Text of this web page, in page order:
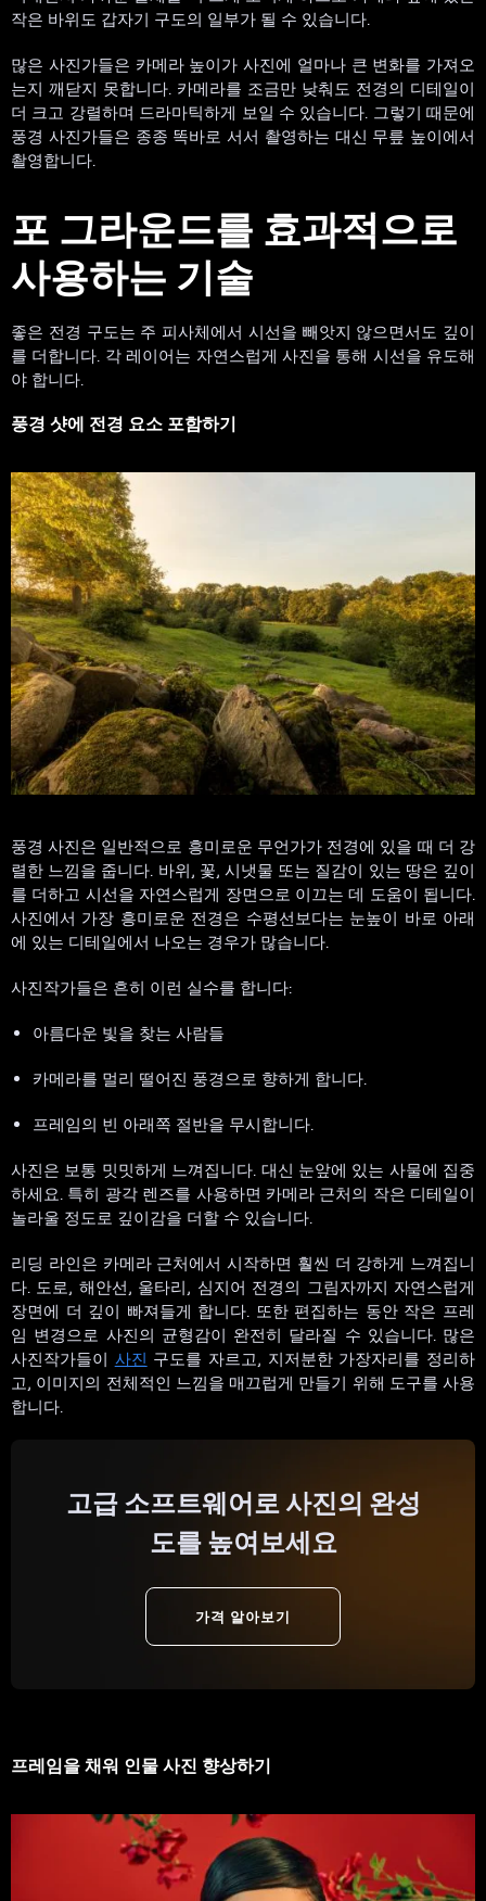
작은 바위도 갑자기 구도의 일부가 될 수 있습니다.
많은 사진가들은 카메라 높이가 사진에 얼마나 큰 변화를 가져오
는지 깨닫지 못합니다. 카메라를 조금만 낮춰도 전경의 디테일이
더 크고 강렬하며 드라마틱하게 보일 수 있습니다. 그렇기 때문에
풍경 사진가들은 종종 똑바로 서서 촬영하는 대신 무릎 높이에서
촬영합니다.
포 그라운드를 효과적으로
사용하는 기술
좋은 전경 구도는 주 피사체에서 시선을 빼앗지 않으면서도 깊이
를 더합니다. 각 레이어는 자연스럽게 사진을 통해 시선을 유도해
야 합니다.
풍경 샷에 전경 요소 포함하기
풍경 사진은 일반적으로 흥미로운 무언가가 전경에 있을 때 더 강
렬한 느낌을 줍니다. 바위, 꽃, 시냇물 또는 질감이 있는 땅은 깊이
를 더하고 시선을 자연스럽게 장면으로 이끄는 데 도움이 됩니다.
사진에서 가장 흥미로운 전경은 수평선보다는 눈높이 바로 아래
에 있는 디테일에서 나오는 경우가 많습니다.
사진작가들은 흔히 이런 실수를 합니다:
아름다운 빛을 찾는 사람들
카메라를 멀리 떨어진 풍경으로 향하게 합니다.
프레임의 빈 아래쪽 절반을 무시합니다.
사진은 보통 밋밋하게 느껴집니다. 대신 눈앞에 있는 사물에 집중
하세요. 특히 광각 렌즈를 사용하면 카메라 근처의 작은 디테일이
놀라울 정도로 깊이감을 더할 수 있습니다.
리딩 라인은 카메라 근처에서 시작하면 훨씬 더 강하게 느껴집니
다. 도로, 해안선, 울타리, 심지어 전경의 그림자까지 자연스럽게
장면에 더 깊이 빠져들게 합니다. 또한 편집하는 동안 작은 프레
임 변경으로 사진의 균형감이 완전히 달라질 수 있습니다. 많은
사진작가들이 사진 구도를 자르고, 지저분한 가장자리를 정리하
고, 이미지의 전체적인 느낌을 매끄럽게 만들기 위해 도구를 사용
합니다.
고급 소프트웨어로 사진의 완성
도를 높여보세요
가격 알아보기
프레임을 채워 인물 사진 향상하기